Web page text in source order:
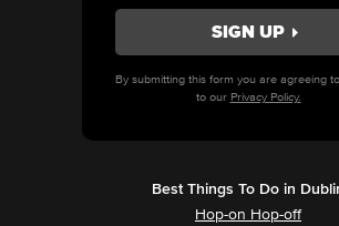
By submitting this form you are agreeing
to our Privacy Policy.
Best Things To Do in
Hop-on Hop-off